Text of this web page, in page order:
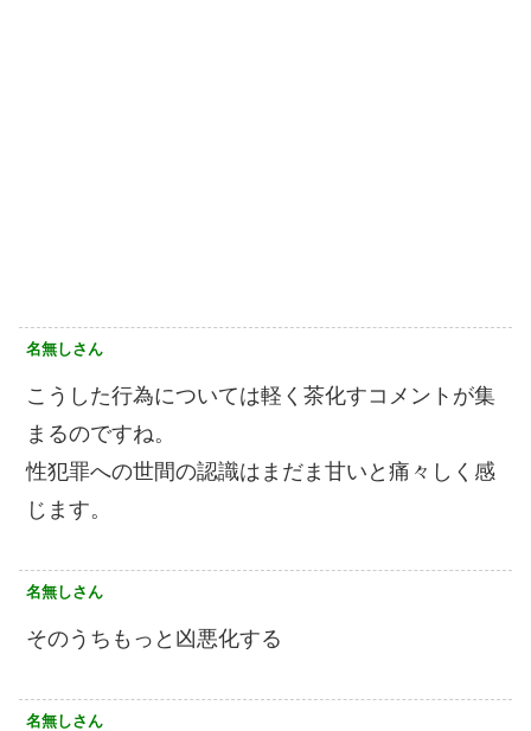
名無しさん
こうした行為については軽く茶化すコメントが集
まるのですね。
性犯罪への世間の認識はまだま甘いと痛々しく感
じます。
名無しさん
そのうちもっと凶悪化する
名無しさん